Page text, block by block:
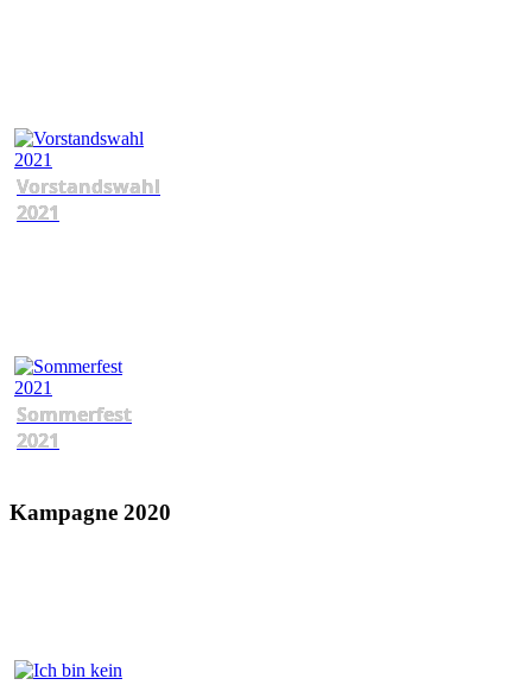
Vorstandswahl
2021
Sommerfest
2021
Kampagne 2020